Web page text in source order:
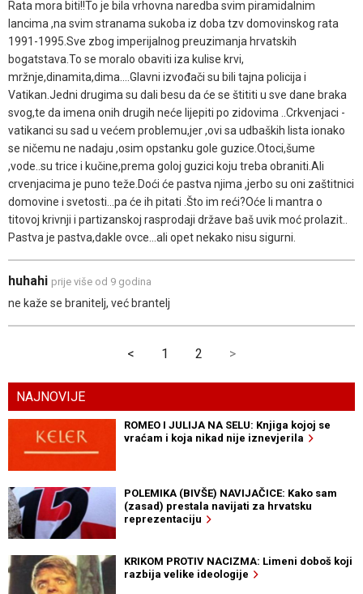
Rata mora biti!!To je bila vrhovna naredba svim piramidalnim
lancima ,na svim stranama sukoba iz doba tzv domovinskog rata
1991-1995.Sve zbog imperijalnog preuzimanja hrvatskih
bogatstava.To se moralo obaviti iza kulise krvi,
mržnje,dinamita,dima....Glavni izvođači su bili tajna policija i
Vatikan.Jedni drugima su dali besu da će se štititi u sve dane braka
svog,te da imena onih drugih neće lijepiti po zidovima ..Crkvenjaci -
vatikanci su sad u većem problemu,jer ,ovi sa udbaških lista ionako
se ničemu ne nadaju ,osim opstanku gole guzice.Otoci,šume
,vode..su trice i kučine,prema goloj guzici koju treba obraniti.Ali
crvenjacima je puno teže.Doći će pastva njima ,jerbo su oni zaštitnici
domovine i svetosti...pa će ih pitati .Što im reći?Oće li mantra o
titovoj krivnji i partizanskoj rasprodaji države baš uvik moć prolazit..
Pastva je pastva,dakle ovce...ali opet nekako nisu sigurni.
huhahi prije više od 9 godina
ne kaže se branitelj, već brantelj
< 1 2 >
NAJNOVIJE
ROMEO I JULIJA NA SELU: Knjiga kojoj se
vraćam i koja nikad nije iznevjerila
POLEMIKA (BIVŠE) NAVIJAČICE: Kako sam
(zasad) prestala navijati za hrvatsku
reprezentaciju
KRIKOM PROTIV NACIZMA: Limeni doboš koji
razbija velike ideologije